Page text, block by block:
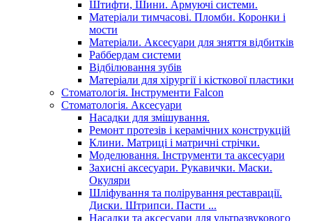
Штифти, Шини. Армуючі системи.
Матеріали тимчасові. Пломби. Коронки і
мости
Матеріали. Аксесуари для зняття відбитків
Раббердам системи
Відбілювання зубів
Матеріали для хірургії і кісткової пластики
Стоматологія. Інструменти Falcon
Стоматологія. Аксесуари
Насадки для змішування.
Ремонт протезів і керамічних конструкцій
Клини. Матриці і матричні стрічки.
Моделювання. Інструменти та аксесуари
Захисні аксесуари. Рукавички. Маски.
Окуляри
Шліфування та полірування реставрації.
Диски. Штрипси. Пасти ...
Насадки та аксесуари для ультразвукового